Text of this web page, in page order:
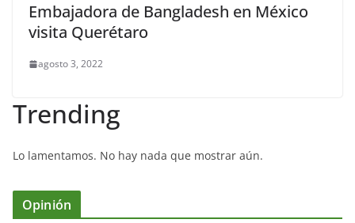
Embajadora de Bangladesh en México
visita Querétaro
agosto 3, 2022
Trending
Lo lamentamos. No hay nada que mostrar aún.
Opinión